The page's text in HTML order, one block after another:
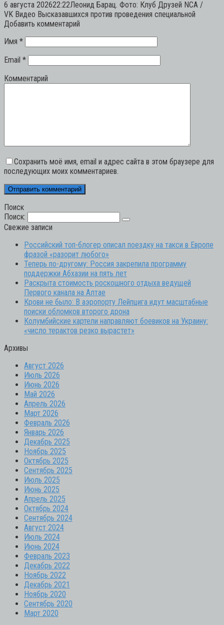
6 августа 202622:22Леонид Барац. Фото: Клуб Друзей NCA /
VK Видео Высказавшихся против проведения специальной
Добавить комментарий
Имя *
Email *
Комментарий
Сохранить моё имя, email и адрес сайта в этом браузере для
последующих моих комментариев.
Поиск
Поиск:
Свежие записи
Российский топ-блогер описал поездку на такси в Европе
фразой «разорит любого»
Теперь по-другому: Россия закрепила программу
поддержки Абхазии на пять лет
Раскрыта стоимость роскошного отдыха ведущей
Первого канала на Алтае
Крови не было: В аэропорту Лейпцига идут масштабные
поиски обломков второго дрона
Колумбийские картели направляют боевиков на Украину:
«число терактов резко вырастет»
Архивы
Август 2026
Июль 2026
Июнь 2026
Май 2026
Апрель 2026
Март 2026
Февраль 2026
Январь 2026
Декабрь 2025
Ноябрь 2025
Октябрь 2025
Сентябрь 2025
Июль 2025
Июнь 2025
Апрель 2025
Октябрь 2024
Сентябрь 2024
Август 2024
Июль 2024
Июнь 2024
Февраль 2023
Декабрь 2022
Ноябрь 2022
Декабрь 2021
Ноябрь 2020
Сентябрь 2020
Март 2020